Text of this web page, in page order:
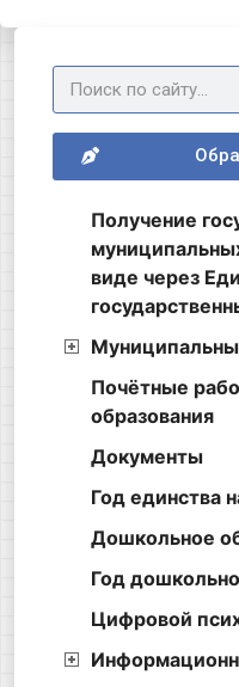
Получение
виде через
Почётные
образования
Документы
Год единства
Дошкольное
Год
Цифровой